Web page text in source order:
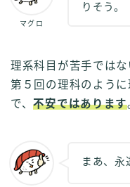
マグロ
りそう。
理系科目が苦手ではな
第５回の理科のよう
で、不安ではあります
まあ、永